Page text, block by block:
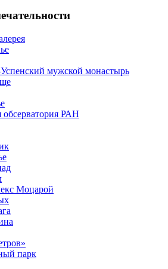
мужской монастырь
обсерватория РАН
Моцарой
парк